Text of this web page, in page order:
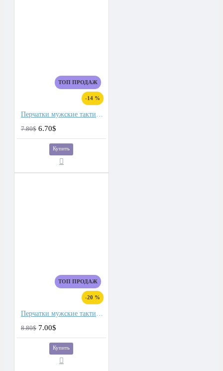
ТОП ПРОДАЖ
-14 %
Перчатки мужские тактические
7.80$ 6.70$
Купить
ТОП ПРОДАЖ
-20 %
Перчатки мужские тактические для сенсорных экранов, подкладка плюш
8.80$ 7.00$
Купить